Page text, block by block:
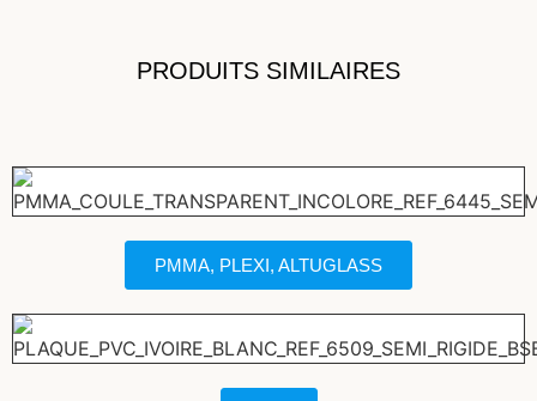
PRODUITS SIMILAIRES
PMMA, PLEXI, ALTUGLASS